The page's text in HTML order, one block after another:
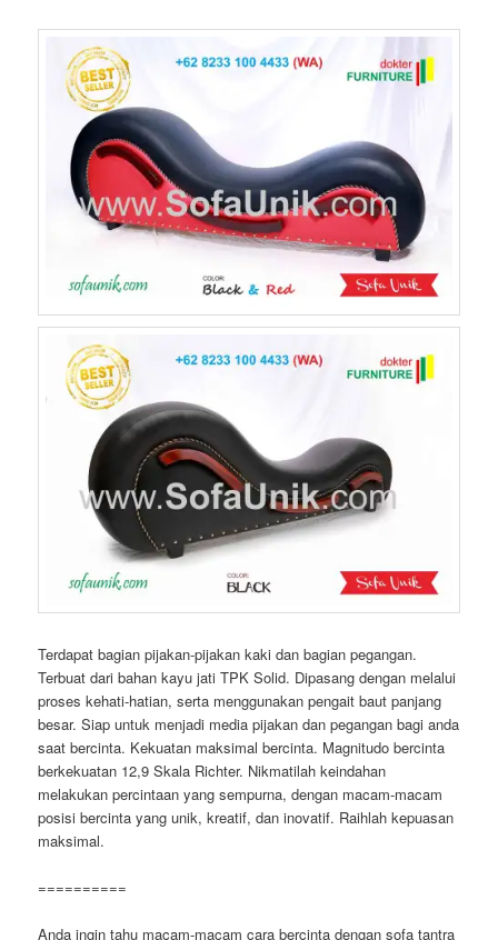
Terdapat bagian pijakan-pijakan kaki dan bagian pegangan.
Terbuat dari bahan kayu jati TPK Solid. Dipasang dengan melalui
proses kehati-hatian, serta menggunakan pengait baut panjang
besar. Siap untuk menjadi media pijakan dan pegangan bagi anda
saat bercinta. Kekuatan maksimal bercinta. Magnitudo bercinta
berkekuatan 12,9 Skala Richter. Nikmatilah keindahan
melakukan percintaan yang sempurna, dengan macam-macam
posisi bercinta yang unik, kreatif, dan inovatif. Raihlah kepuasan
maksimal.
==========
Anda ingin tahu macam-macam cara bercinta dengan sofa tantra